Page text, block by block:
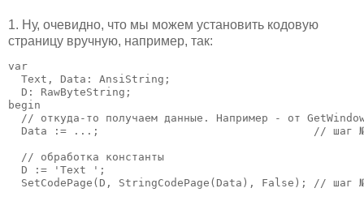
1. Ну, очевидно, что мы можем установить кодовую
страницу вручную, например, так:
var
  Text, Data: AnsiString;
  D: RawByteString;
begin
// откуда-то получаем данные. Например - от
Data := ...;                                 // шаг
  // обработка константы
  D := 'Text ';
SetCodePage(D, StringCodePage(Data), False); // шаг